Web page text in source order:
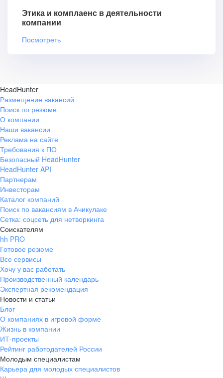
Этика и комплаенс в деятельности
компании
Посмотреть
HeadHunter
Размещение вакансий
Поиск по резюме
О компании
Наши вакансии
Реклама на сайте
Требования к ПО
Безопасный HeadHunter
HeadHunter API
Партнерам
Инвесторам
Каталог компаний
Поиск по вакансиям в Ачикулаке
Сетка: соцсеть для нетворкинга
Соискателям
hh PRO
Готовое резюме
Все сервисы
Хочу у вас работать
Производственный календарь
Экспертная рекомендация
Новости и статьи
Блог
О компаниях в игровой форме
Жизнь в компании
ИТ-проекты
Рейтинг работодателей России
Молодым специалистам
Карьера для молодых специалистов